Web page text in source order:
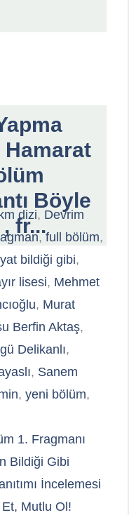
Hamarat
Böyle
fr...
dizi, Devrim
,full bölüm,
bildiği gibi,
lisesi, Mehmet
, Murat
Berfin Aktaş,
Delikanlı,
, Sanem
, yeni bölüm,
1. Fragmanı
Bildiği Gibi
İncelemesi
Mutlu Ol!